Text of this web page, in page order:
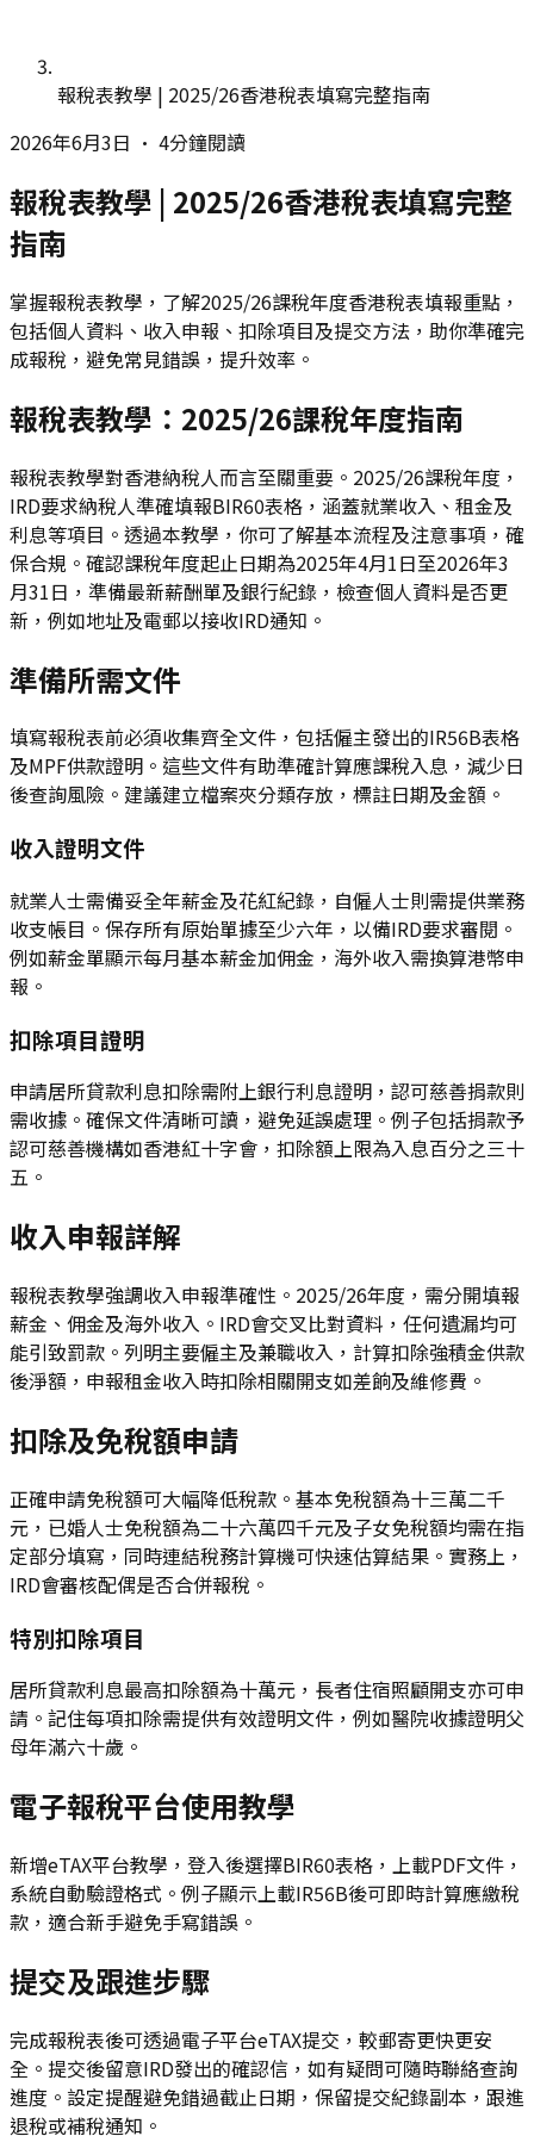
報稅表教學 | 2025/26香港稅表填寫完整指南
2026年6月3日 • 4分鐘閱讀
報稅表教學 | 2025/26香港稅表填寫完整
指南
掌握報稅表教學，了解2025/26課稅年度香港稅表填報重點，
包括個人資料、收入申報、扣除項目及提交方法，助你準確完
成報稅，避免常見錯誤，提升效率。
報稅表教學：2025/26課稅年度指南
報稅表教學對香港納稅人而言至關重要。2025/26課稅年度，
IRD要求納稅人準確填報BIR60表格，涵蓋就業收入、租金及
利息等項目。透過本教學，你可了解基本流程及注意事項，確
保合規。確認課稅年度起止日期為2025年4月1日至2026年3
月31日，準備最新薪酬單及銀行紀錄，檢查個人資料是否更
新，例如地址及電郵以接收IRD通知。
準備所需文件
填寫報稅表前必須收集齊全文件，包括僱主發出的IR56B表格
及MPF供款證明。這些文件有助準確計算應課稅入息，減少日
後查詢風險。建議建立檔案夾分類存放，標註日期及金額。
收入證明文件
就業人士需備妥全年薪金及花紅紀錄，自僱人士則需提供業務
收支帳目。保存所有原始單據至少六年，以備IRD要求審閱。
例如薪金單顯示每月基本薪金加佣金，海外收入需換算港幣申
報。
扣除項目證明
申請居所貸款利息扣除需附上銀行利息證明，認可慈善捐款則
需收據。確保文件清晰可讀，避免延誤處理。例子包括捐款予
認可慈善機構如香港紅十字會，扣除額上限為入息百分之三十
五。
收入申報詳解
報稅表教學強調收入申報準確性。2025/26年度，需分開填報
薪金、佣金及海外收入。IRD會交叉比對資料，任何遺漏均可
能引致罰款。列明主要僱主及兼職收入，計算扣除強積金供款
後淨額，申報租金收入時扣除相關開支如差餉及維修費。
扣除及免稅額申請
正確申請免稅額可大幅降低稅款。基本免稅額為十三萬二千
元，已婚人士免稅額為二十六萬四千元及子女免稅額均需在指
定部分填寫，同時連結稅務計算機可快速估算結果。實務上，
IRD會審核配偶是否合併報稅。
特別扣除項目
居所貸款利息最高扣除額為十萬元，長者住宿照顧開支亦可申
請。記住每項扣除需提供有效證明文件，例如醫院收據證明父
母年滿六十歲。
電子報稅平台使用教學
新增eTAX平台教學，登入後選擇BIR60表格，上載PDF文件，
系統自動驗證格式。例子顯示上載IR56B後可即時計算應繳稅
款，適合新手避免手寫錯誤。
提交及跟進步驟
完成報稅表後可透過電子平台eTAX提交，較郵寄更快更安
全。提交後留意IRD發出的確認信，如有疑問可隨時聯絡查詢
進度。設定提醒避免錯過截止日期，保留提交紀錄副本，跟進
退稅或補稅通知。